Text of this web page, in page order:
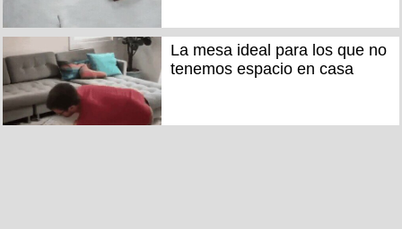
La mesa ideal para los que no
tenemos espacio en casa